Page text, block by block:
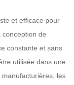
et efficace pour
de
constante et sans
utilisée dans une
les